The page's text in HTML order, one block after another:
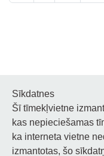
Noderīgi
Privātuma politika
Sīkdatnes
Šī tīmekļvietne
kas nepieciešamas
ka interneta vietne
izmantotas, šo